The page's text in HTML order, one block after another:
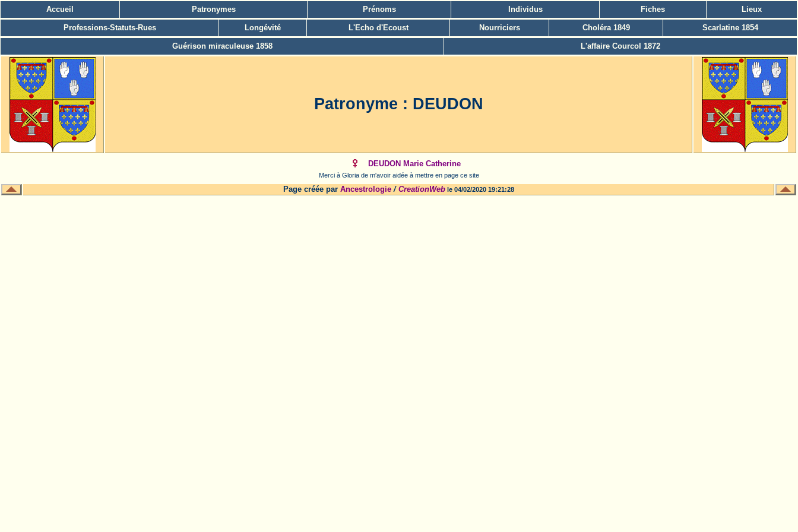
Accueil Patronymes Prénoms Individus Fiches Lieux
Professions-Statuts-Rues Longévité L'Echo d'Ecoust Nourriciers Choléra 1849 Scarlatine 1854
Guérison miraculeuse 1858 L'affaire Courcol 1872
Patronyme : DEUDON
DEUDON Marie Catherine
Merci à Gloria de m'avoir aidée à mettre en page ce site
Page créée par Ancestrologie/ CreationWeble 04/02/2020 19:21:28